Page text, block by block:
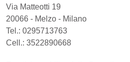
Via Matteotti 19
20066 - Melzo - Milano
Tel.: 0295713763
Cell.: 3522890668